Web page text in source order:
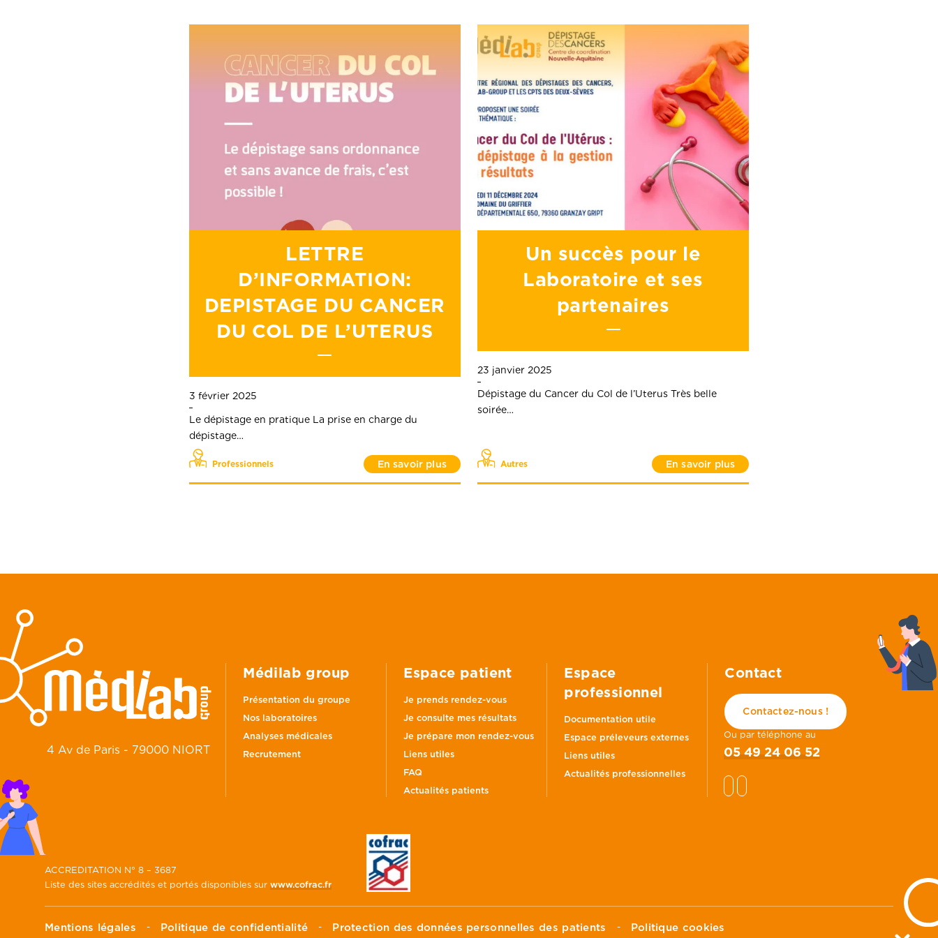
LETTRE
D’INFORMATION:
DEPISTAGE DU CANCER
DU COL DE L’UTERUS
3 février 2025
Le dépistage en pratique La prise en charge du
dépistage…
Professionnels En savoir plus
Un succès pour le
Laboratoire et ses
partenaires
23 janvier 2025
Dépistage du Cancer du Col de l’Uterus Très belle
soirée…
Autres En savoir plus
4 Av de Paris - 79000 NIORT
Médilab group
Présentation du groupe
Nos laboratoires
Analyses médicales
Recrutement
Espace patient
Je prends rendez-vous
Je consulte mes résultats
Je prépare mon rendez-vous
Liens utiles
FAQ
Actualités patients
Espace
professionnel
Documentation utile
Espace préleveurs externes
Liens utiles
Actualités professionnelles
Contact
Contactez-nous !
Ou par téléphone au
05 49 24 06 52
ACCREDITATION N° 8 – 3687
Liste des sites accrédités et portés disponibles sur www.cofrac.fr
Mentions légales Politique de confidentialité Protection des données personnelles des patients Politique cookies